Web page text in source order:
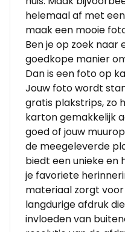
helemaal af met
maak een mooie
Ben je op zoek naar
goedkope manier
Dan is een foto op
Jouw foto wordt
gratis plakstrips, zo
karton gemakkelijk
goed of jouw
de meegeleverde
biedt een unieke en
je favoriete
materiaal zorgt
langdurige afdruk
invloeden van